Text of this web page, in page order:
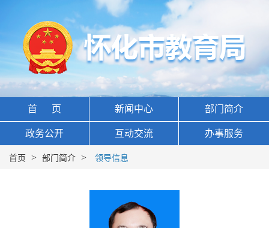
首 页 新闻中心 部门简介
政务公开 互动交流 办事服务
首页 > 部门简介 > 领导信息